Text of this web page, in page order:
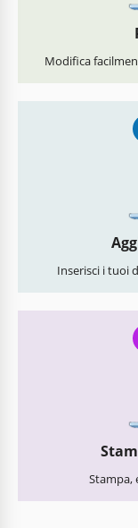
Modifica
Inserisci i tuoi
Stampa,